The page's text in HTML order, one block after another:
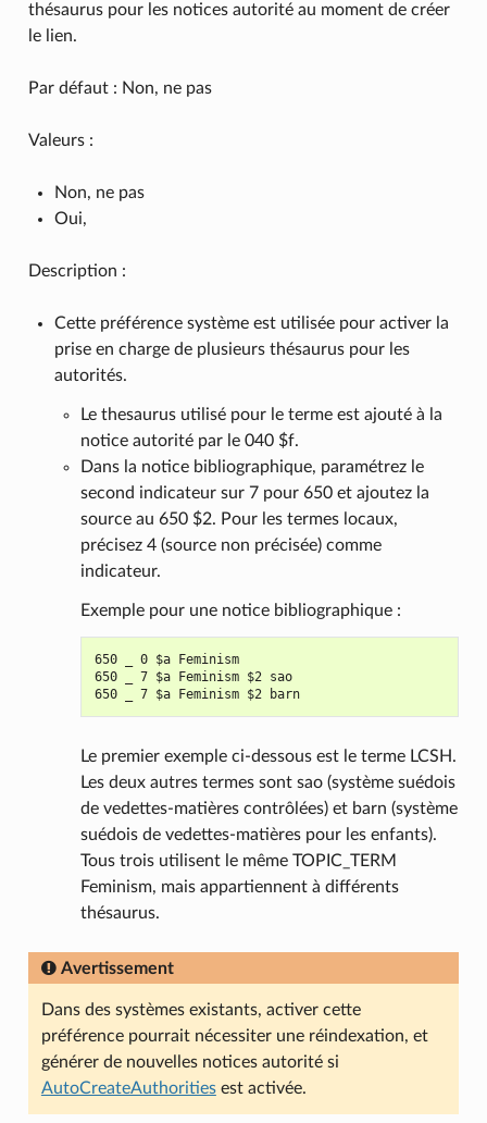
thésaurus pour les notices autorité au moment de créer
le lien.
Par défaut : Non, ne pas
Valeurs :
Non, ne pas
Oui,
Description :
Cette préférence système est utilisée pour activer la
prise en charge de plusieurs thésaurus pour les
autorités.
Le thesaurus utilisé pour le terme est ajouté à la
notice autorité par le 040 $f.
Dans la notice bibliographique, paramétrez le
second indicateur sur 7 pour 650 et ajoutez la
source au 650 $2. Pour les termes locaux,
précisez 4 (source non précisée) comme
indicateur.
Exemple pour une notice bibliographique :
650 _ 0 $a Feminism
650 _ 7 $a Feminism $2 sao
650 _ 7 $a Feminism $2 barn
Le premier exemple ci-dessous est le terme LCSH.
Les deux autres termes sont sao (système suédois
de vedettes-matières contrôlées) et barn (système
suédois de vedettes-matières pour les enfants).
Tous trois utilisent le même TOPIC_TERM
Feminism, mais appartiennent à différents
thésaurus.
Avertissement
Dans des systèmes existants, activer cette
préférence pourrait nécessiter une réindexation, et
générer de nouvelles notices autorité si
AutoCreateAuthoritiesest activée.